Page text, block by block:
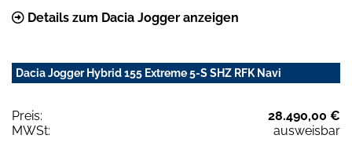
Details zum Dacia Jogger anzeigen
Dacia Jogger Hybrid 155 Extreme 5-S SHZ RFK Navi
Preis:
28.490,00 €
MWSt:
ausweisbar